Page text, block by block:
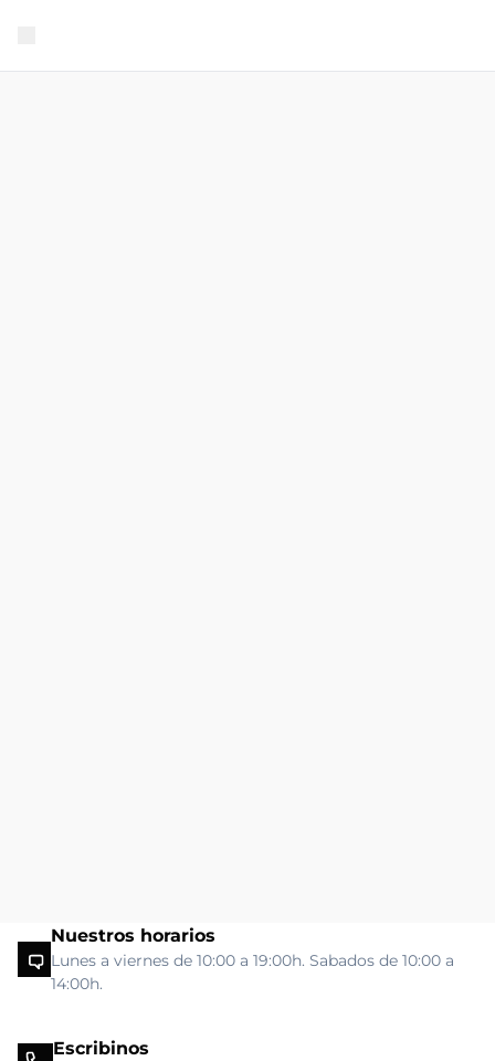
Nuestros horarios
Lunes a viernes de 10:00 a 19:00h. Sabados de 10:00 a
14:00h.
Escribinos